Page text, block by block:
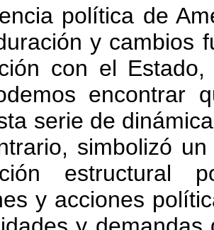
política de
y cambios
con el
encontrar
serie de
simbolizó
estructural
y acciones